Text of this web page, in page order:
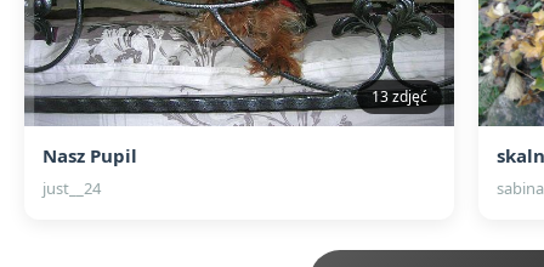
13 zdjęć
Nasz Pupil
just__24 sabina